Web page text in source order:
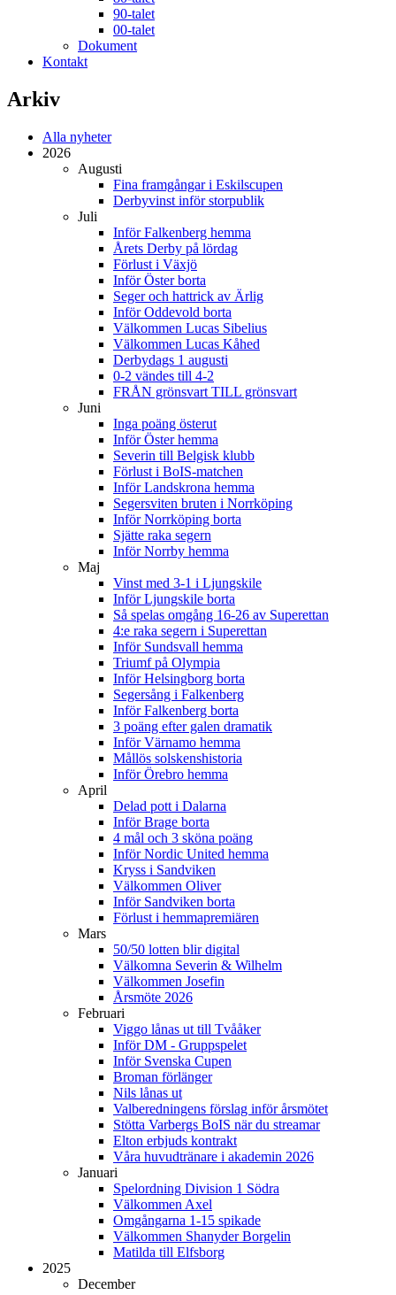
90-talet
00-talet
Dokument
Kontakt
Arkiv
Alla nyheter
2026
Augusti
Fina framgångar i Eskilscupen
Derbyvinst inför storpublik
Juli
Inför Falkenberg hemma
Årets Derby på lördag
Förlust i Växjö
Inför Öster borta
Seger och hattrick av Ärlig
Inför Oddevold borta
Välkommen Lucas Sibelius
Välkommen Lucas Kåhed
Derbydags 1 augusti
0-2 vändes till 4-2
FRÅN grönsvart TILL grönsvart
Juni
Inga poäng österut
Inför Öster hemma
Severin till Belgisk klubb
Förlust i BoIS-matchen
Inför Landskrona hemma
Segersviten bruten i Norrköping
Inför Norrköping borta
Sjätte raka segern
Inför Norrby hemma
Maj
Vinst med 3-1 i Ljungskile
Inför Ljungskile borta
Så spelas omgång 16-26 av Superettan
4:e raka segern i Superettan
Inför Sundsvall hemma
Triumf på Olympia
Inför Helsingborg borta
Segersång i Falkenberg
Inför Falkenberg borta
3 poäng efter galen dramatik
Inför Värnamo hemma
Mållös solskenshistoria
Inför Örebro hemma
April
Delad pott i Dalarna
Inför Brage borta
4 mål och 3 sköna poäng
Inför Nordic United hemma
Kryss i Sandviken
Välkommen Oliver
Inför Sandviken borta
Förlust i hemmapremiären
Mars
50/50 lotten blir digital
Välkomna Severin & Wilhelm
Välkommen Josefin
Årsmöte 2026
Februari
Viggo lånas ut till Tvååker
Inför DM - Gruppspelet
Inför Svenska Cupen
Broman förlänger
Nils lånas ut
Valberedningens förslag inför årsmötet
Stötta Varbergs BoIS när du streamar
Elton erbjuds kontrakt
Våra huvudtränare i akademin 2026
Januari
Spelordning Division 1 Södra
Välkommen Axel
Omgångarna 1-15 spikade
Välkommen Shanyder Borgelin
Matilda till Elfsborg
2025
December